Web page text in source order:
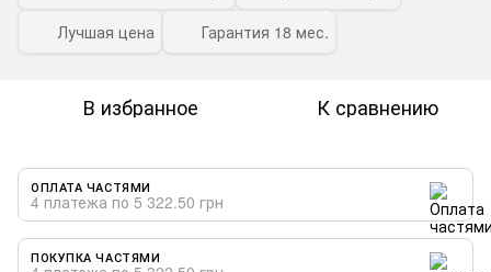
Лучшая цена
Гарантия 18 мес.
В избранное К сравнению
ОПЛАТА ЧАСТЯМИ
4 платежа по 5 322.50 грн
ПОКУПКА ЧАСТЯМИ